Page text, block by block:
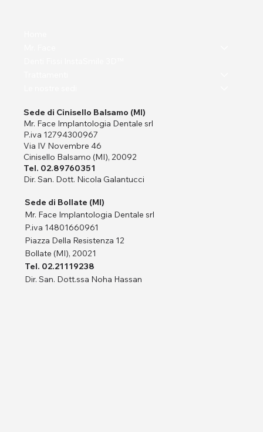
Sede di Cinisello Balsamo (MI)
Mr. Face Implantologia Dentale srl
P.iva 12794300967
Via IV Novembre 46
Cinisello Balsamo (MI), 20092
Tel. 02.89760351
Dir. San. Dott. Nicola Galantucci
Sede di Bollate (MI)
Mr. Face Implantologia Dentale srl
P.iva 14801660961
Piazza Della Resistenza 12
Bollate (MI), 20021
Tel. 02.21119238
Dir. San. Dott.ssa Noha Hassan